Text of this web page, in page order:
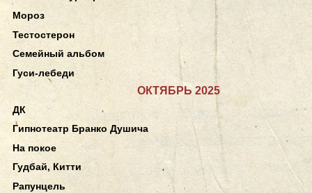
Мороз
Тестостерон
Семейный альбом
Гуси-лебеди
ОКТЯБРЬ 2025
ДК
Гипнотеатр Бранко Душича
На покое
Гудбай, Китти
Рапунцель